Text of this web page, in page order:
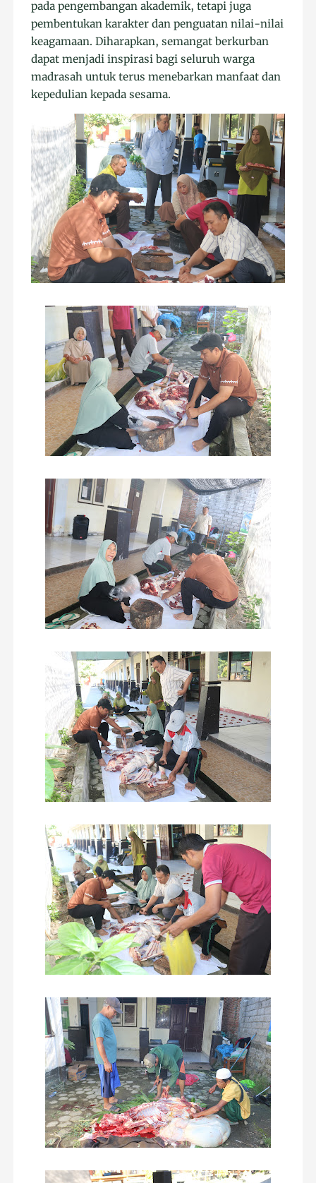
pada pengembangan akademik, tetapi juga
pembentukan karakter dan penguatan nilai-nilai
keagamaan. Diharapkan, semangat berkurban
dapat menjadi inspirasi bagi seluruh warga
madrasah untuk terus menebarkan manfaat dan
kepedulian kepada sesama.